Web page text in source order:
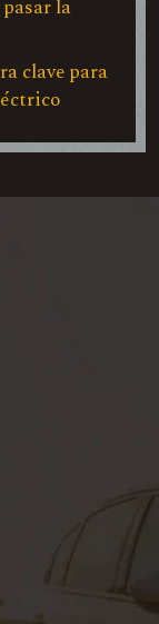
la
clave para